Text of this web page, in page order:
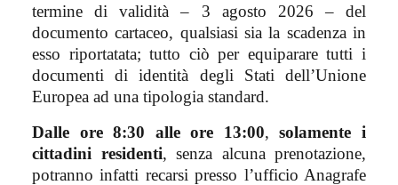
termine di validità – 3 agosto 2026 – del
documento cartaceo, qualsiasi sia la scadenza in
esso riportatata; tutto ciò per equiparare tutti i
documenti di identità degli Stati dell’Unione
Europea ad una tipologia standard.
Dalle ore 8:30 alle ore 13:00,solamente i
cittadini residenti, senza alcuna prenotazione,
potranno infatti recarsi presso l’ufficio Anagrafe